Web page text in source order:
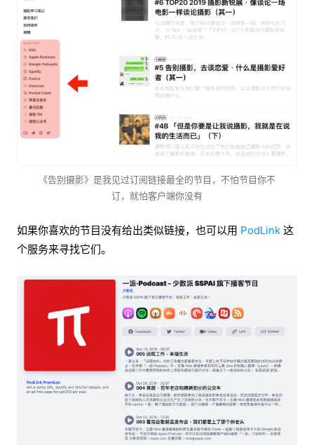
《告别摄影》是我见过订阅链接最全的节目，不怕节目你不
订，就怕客户端你没有
如果你喜欢的节目没有给出类似链接，也可以用 PodLink 这
个服务来寻找它们。